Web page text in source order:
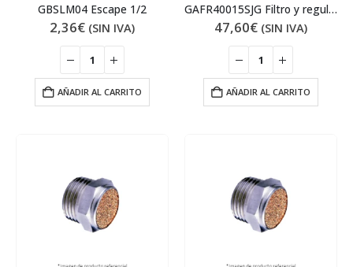
GBSLM04 Escape 1/2
2,36€ (SIN IVA)
AÑADIR AL CARRITO
GAFR40015SJG Filtro y regulador
47,60€ (SIN IVA)
AÑADIR AL CARRITO